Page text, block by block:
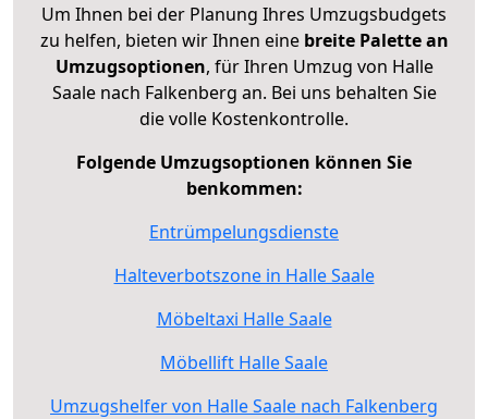
Um Ihnen bei der Planung Ihres Umzugsbudgets
zu helfen, bieten wir Ihnen eine breite Palette an
Umzugsoptionen, für Ihren Umzug von Halle
Saale nach Falkenberg an. Bei uns behalten Sie
die volle Kostenkontrolle.
Folgende Umzugsoptionen können Sie
benkommen:
Entrümpelungsdienste
Halteverbotszone in Halle Saale
Möbeltaxi Halle Saale
Möbellift Halle Saale
Umzugshelfer von Halle Saale nach Falkenberg